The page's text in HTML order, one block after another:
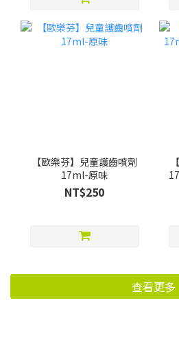
【歐樂芬】兒童護齒噴劑
17ml-原味
NT$250
查看更多